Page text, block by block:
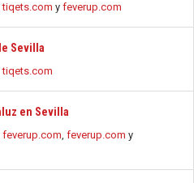
tiqets.com y feverup.com
Sevilla
tiqets.com
en Sevilla
feverup.com, feverup.com y